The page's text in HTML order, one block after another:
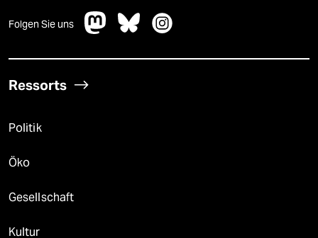
Folgen Sie uns
Ressorts
Politik
Öko
Gesellschaft
Kultur